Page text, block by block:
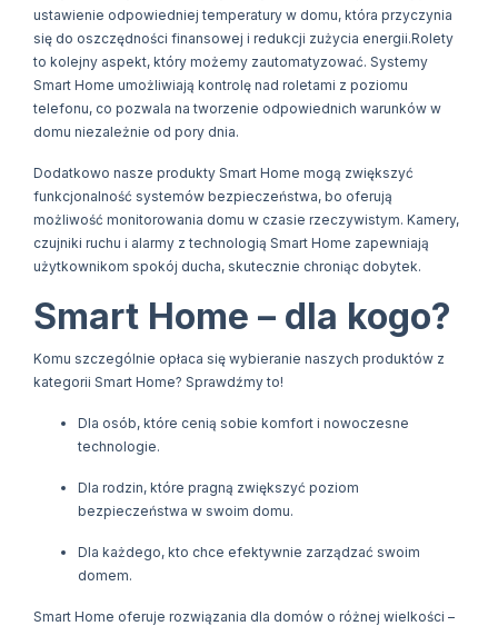
ustawienie odpowiedniej temperatury w domu, która przyczynia
się do oszczędności finansowej i redukcji zużycia energii.Rolety
to kolejny aspekt, który możemy zautomatyzować. Systemy
Smart Home umożliwiają kontrolę nad roletami z poziomu
telefonu, co pozwala na tworzenie odpowiednich warunków w
domu niezależnie od pory dnia.
Dodatkowo nasze produkty Smart Home mogą zwiększyć
funkcjonalność systemów bezpieczeństwa, bo oferują
możliwość monitorowania domu w czasie rzeczywistym. Kamery,
czujniki ruchu i alarmy z technologią Smart Home zapewniają
użytkownikom spokój ducha, skutecznie chroniąc dobytek.
Smart Home – dla kogo?
Komu szczególnie opłaca się wybieranie naszych produktów z
kategorii Smart Home? Sprawdźmy to!
Dla osób, które cenią sobie komfort i nowoczesne
technologie.
Dla rodzin, które pragną zwiększyć poziom
bezpieczeństwa w swoim domu.
Dla każdego, kto chce efektywnie zarządzać swoim
domem.
Smart Home oferuje rozwiązania dla domów o różnej wielkości –